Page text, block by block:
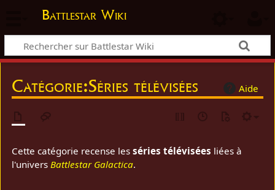
Battlestar Wiki
Aide
Catégorie:Séries télévisées
Cette catégorie recense lesséries télévisées liées à
l'universBattlestar Galactica.